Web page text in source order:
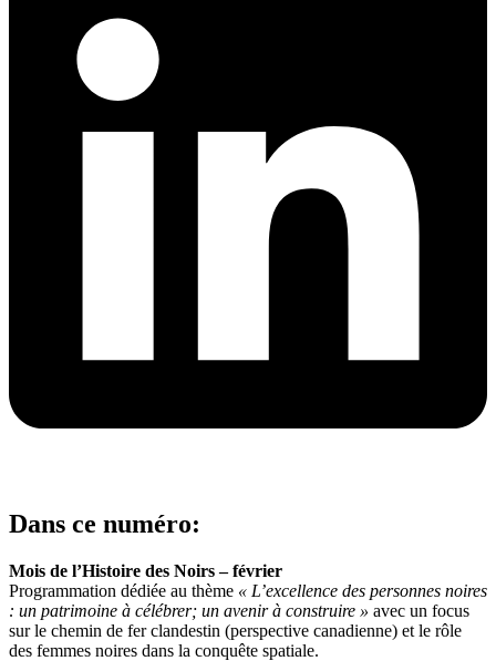
Dans ce numéro:
Mois de l’Histoire des Noirs – février
Programmation dédiée au thème « L’excellence des personnes noires
: un patrimoine à célébrer; un avenir à construire » avec un focus
sur le chemin de fer clandestin (perspective canadienne) et le rôle
des femmes noires dans la conquête spatiale.